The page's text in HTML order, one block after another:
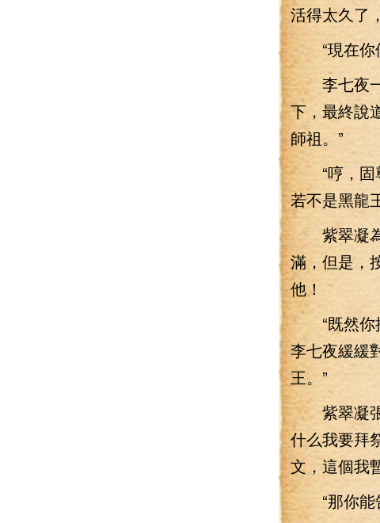
活得太久了
“現在你
李七夜一
下，最終說
師祖。”
“哼，固尊
若不是黑龍
紫翠凝為
滿，但是，
他！
“既然你按
李七夜緩緩
王。”
紫翠凝張
什么我要拜
文，這個我
“那你能